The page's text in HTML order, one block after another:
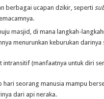
berbagai ucapan dzikir, seperti
masjid, di mana langkah-
menurunkan keburukan
intransitif (manfaatnya untuk diri
hari seorang manusia mampu
dari api neraka.